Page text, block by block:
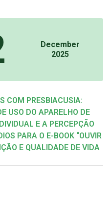
December
2025
COM PRESBIACUSIA:
USO DO APARELHO DE
E A PERCEPÇÃO
PARA O E-BOOK “OUVIR
E QUALIDADE DE VIDA